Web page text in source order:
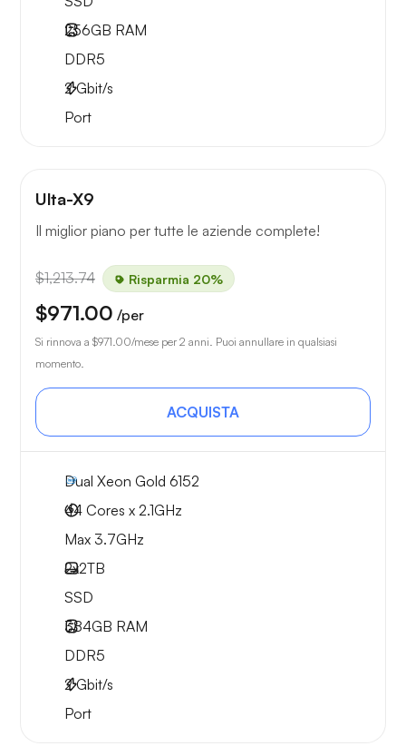
256GB RAM
DDR5
2Gbit/s
Port
Ulta-X9
Il miglior piano per tutte le aziende complete!
$1,213.74 Risparmia 20%
$971.00 /per
Si rinnova a $971.00/mese per 2 anni. Puoi annullare in qualsiasi
momento.
ACQUISTA
Dual Xeon Gold 6152
44 Cores x 2.1GHz
Max 3.7GHz
2x2TB
SSD
384GB RAM
DDR5
2Gbit/s
Port